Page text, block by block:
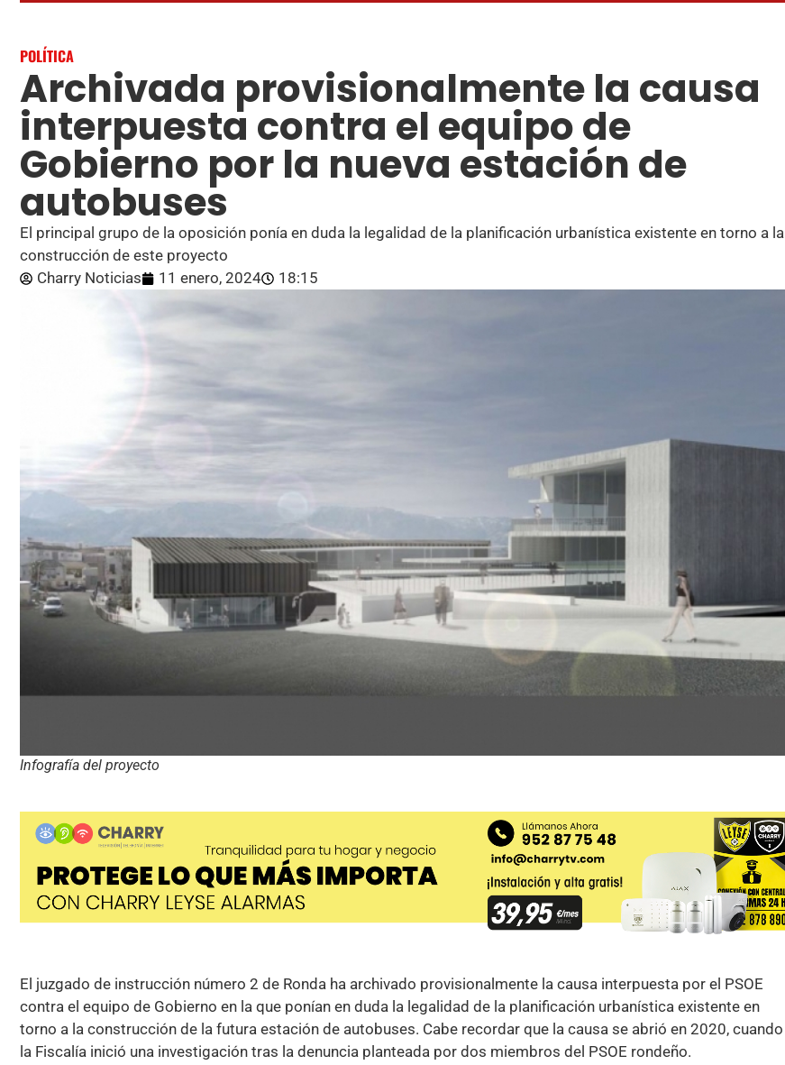
POLÍTICA
Archivada provisionalmente la causa
interpuesta contra el equipo de
Gobierno por la nueva estación de
autobuses
El principal grupo de la oposición ponía en duda la legalidad de la planificación urbanística existente en torno a la
construcción de este proyecto
Charry Noticias
11 enero, 2024 18:15
Infografía del proyecto
El juzgado de instrucción número 2 de Ronda ha archivado provisionalmente la causa interpuesta por el PSOE
contra el equipo de Gobierno en la que ponían en duda la legalidad de la planificación urbanística existente en
torno a la construcción de la futura estación de autobuses. Cabe recordar que la causa se abrió en 2020, cuando
la Fiscalía inició una investigación tras la denuncia planteada por dos miembros del PSOE rondeño.